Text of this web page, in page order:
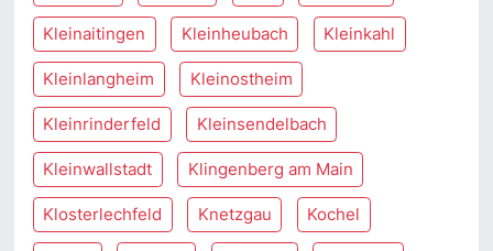
Kleinaitingen Kleinheubach Kleinkahl
Kleinlangheim Kleinostheim
Kleinrinderfeld Kleinsendelbach
Kleinwallstadt Klingenberg am Main
Klosterlechfeld Knetzgau Kochel